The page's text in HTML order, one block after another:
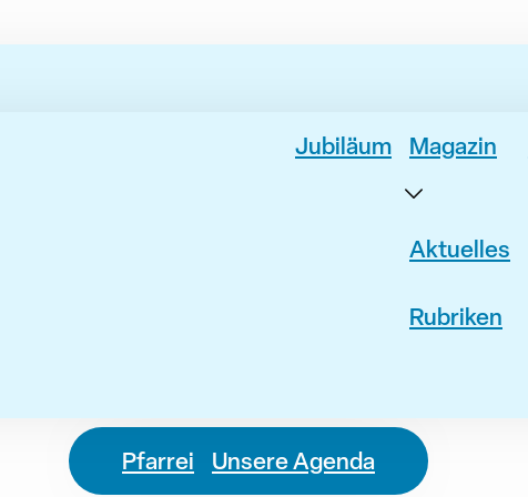
Jubiläum Magazin
Aktuelles
Rubriken
Pfarrei Unsere Agenda